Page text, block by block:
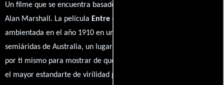
Un filme que se encuentra basado en la novela homónima de
Alan Marshall. La película Entre el yunque y el martillo
ambientada en el año 1910 en una de las zonas rurales y
semiáridas de Australia, un lugar donde las cosas se deben hacer
por ti mismo para mostrar de que estas hecho. Siendo tu cuerpo
el mayor estandarte de virilidad para las mujeres.